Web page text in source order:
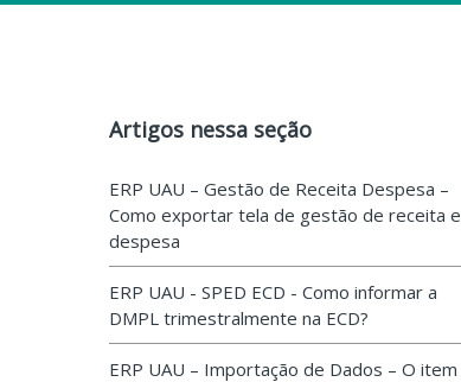
Artigos nessa seção
ERP UAU – Gestão de Receita Despesa –
Como exportar tela de gestão de receita e
despesa
ERP UAU - SPED ECD - Como informar a
DMPL trimestralmente na ECD?
ERP UAU – Importação de Dados – O item